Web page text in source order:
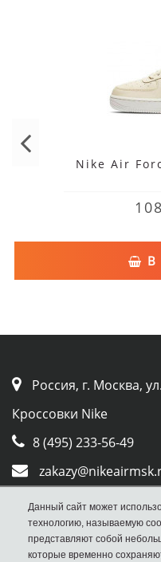
Nike Air
В
Россия, г. Москва,
Кроссовки Nike
8 (495) 233-56-49
Whatsapp
Viber
Данный сайт может
технологию, называемую
представляют собой
которые временно